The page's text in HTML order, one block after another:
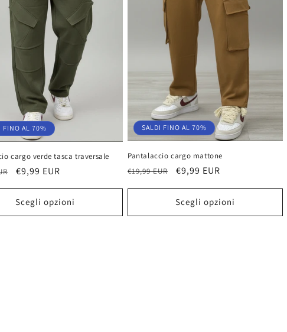
FINO AL 70%
cargo verde tasca traversale
Prezzo
€9,99 EUR
Scegli opzioni
SALDI FINO AL 70%
Pantalaccio cargo mattone
Prezzo
€19,99 EUR
Prezzo
€9,99 EUR
Scegli opzioni